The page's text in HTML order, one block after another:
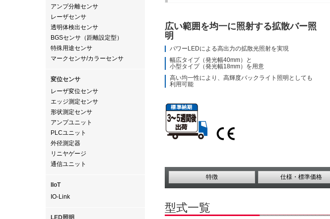
アンプ分離センサ
レーザセンサ
透明体検出センサ
BGSセンサ（距離設定型）
特殊用途センサ
マークセンサ/カラーセンサ
変位センサ
レーザ変位センサ
エッジ測定センサ
形状測定センサ
アンプユニット
PLCユニット
外径測定器
リニヤゲージ
通信ユニット
IIoT
IO-Link
LED照明
広い範囲を均一に照射する拡散バー照
明
パワーLEDによる高出力の拡散光照射を実現
幅広タイプ（発光幅40mm）と
小型タイプ（発光幅18mm）を用意
高い均一性により、高輝度バックライト照明としても
利用可能
特徴 仕様・標準価格
型式一覧